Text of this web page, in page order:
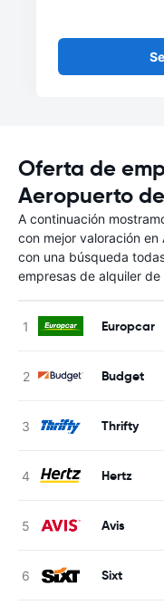
Oferta de
Aeropuerto
A continuación
con mejor valoración en
con una búsqueda
empresas de alquiler de
Europcar
Budget
Thrifty
Hertz
Avis
Sixt